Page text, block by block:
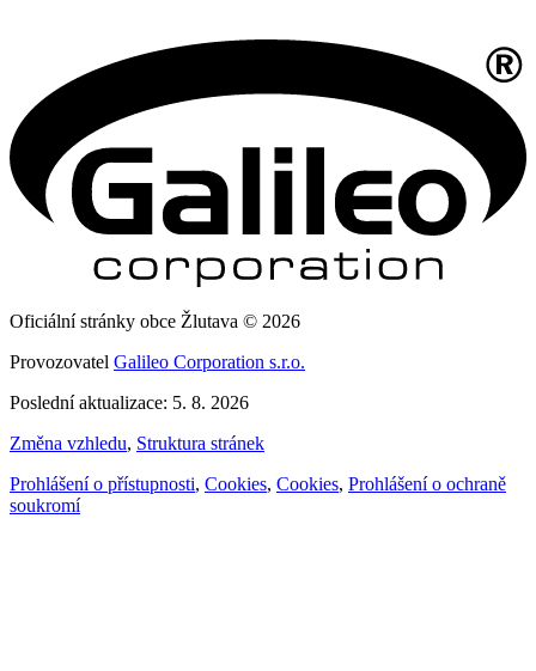
Oficiální stránky obce Žlutava © 2026
Provozovatel Galileo Corporation s.r.o.
Poslední aktualizace: 5. 8. 2026
Změna vzhledu, Struktura stránek
Prohlášení o přístupnosti, Cookies, Cookies, Prohlášení o ochraně
soukromí